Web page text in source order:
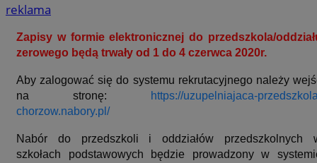
reklama
Zapisy w formie elektronicznej do przedszkola/
zerowego będą trwały od 1 do 4 czerwca 2020r.
Aby zalogować się do systemu rekrutacyjnego należy
na stronę:
https://uzupelniajaca-
chorzow.nabory.pl/
Nabór do przedszkoli i oddziałów przedszkolnych
szkołach podstawowych będzie prowadzony w